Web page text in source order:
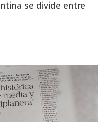
se divide entre